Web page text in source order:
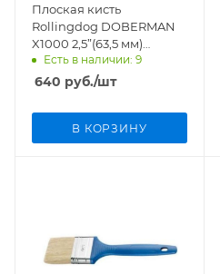
Плоская кисть
Rollingdog DOBERMAN
X1000 2,5”(63,5 мм)
угловой срез, синтетика
арт.10298
Есть в наличии: 9
640 руб./шт
В КОРЗИНУ